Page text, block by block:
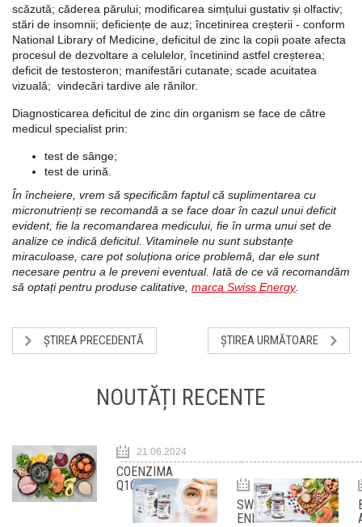
scăzută; căderea părului; modificarea simțului gustativ și olfactiv;
stări de insomnii; deficiențe de auz; încetinirea creșterii - conform
National Library of Medicine, deficitul de zinc la copii poate afecta
procesul de dezvoltare a celulelor, încetinind astfel creșterea;
deficit de testosteron; manifestări cutanate; scade acuitatea
vizuală; vindecări tardive ale rănilor.
Diagnosticarea deficitul de zinc din organism se face de către
medicul specialist prin:
test de sânge;
test de urină.
În încheiere, vrem să specificăm faptul că suplimentarea cu
micronutrienți se recomandă a se face doar în cazul unui deficit
evident, fie la recomandarea medicului, fie în urma unui set de
analize ce indică deficitul. Vitaminele nu sunt substanțe
miraculoase, care pot soluționa orice problemă, dar ele sunt
necesare pentru a le preveni eventual. Iată de ce vă recomandăm
să optați pentru produse calitative, marca Swiss Energy.
ȘTIREA PRECEDENTĂ ȘTIREA URMĂTOARE
NOUTĂȚI RECENTE
21.06.2024
COENZIMA
Q10
05.03.2021
SWISS
ENERGY: